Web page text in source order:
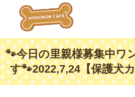
🐾今日の里親様募集中ワ
す🐾2022,7,24【保護犬